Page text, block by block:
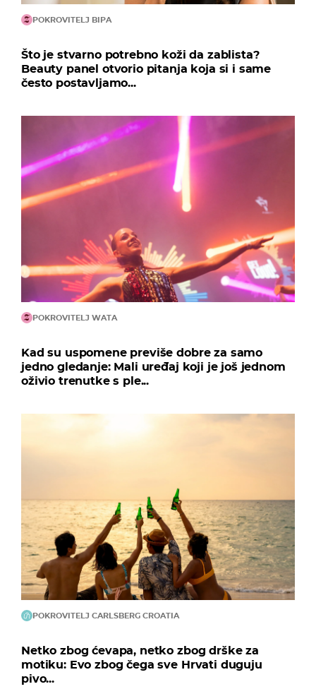
POKROVITELJ BIPA
Što je stvarno potrebno koži da zablista?
Beauty panel otvorio pitanja koja si i same
često postavljamo...
POKROVITELJ WATA
Kad su uspomene previše dobre za samo
jedno gledanje: Mali uređaj koji je još jednom
oživio trenutke s ple...
POKROVITELJ CARLSBERG CROATIA
Netko zbog ćevapa, netko zbog drške za
motiku: Evo zbog čega sve Hrvati duguju
pivo...